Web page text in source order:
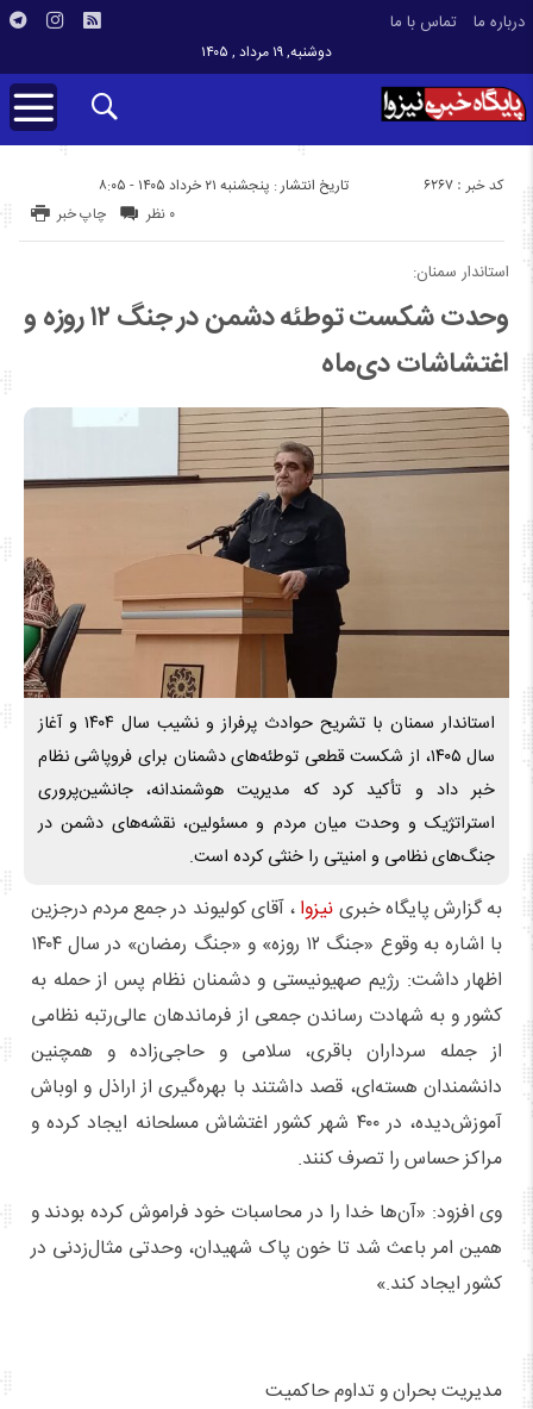
درباره ما تماس با ما
دوشنبه, ۱۹ مرداد , ۱۴۰۵
تاریخ انتشار : پنجشنبه ۲۱ خرداد ۱۴۰۵ - ۸:۰۵ کد خبر : 6267
چاپ خبر ۰ نظر
استاندار سمنان:
وحدت شکست توطئه دشمن در جنگ ۱۲ روزه و
اغتشاشات دی‌ماه
استاندار سمنان با تشریح حوادث پرفراز و نشیب سال ۱۴۰۴ و آغاز
سال ۱۴۰۵، از شکست قطعی توطئه‌های دشمنان برای فروپاشی نظام
خبر داد و تأکید کرد که مدیریت هوشمندانه، جانشین‌پروری
استراتژیک و وحدت میان مردم و مسئولین، نقشه‌های دشمن در
جنگ‌های نظامی و امنیتی را خنثی کرده است.
به گزارش پایگاه خبرینیزوا، آقای کولیوند در جمع مردم درجزین
با اشاره به وقوع «جنگ ۱۲ روزه» و «جنگ رمضان» در سال ۱۴۰۴
اظهار داشت: رژیم صهیونیستی و دشمنان نظام پس از حمله به
کشور و به شهادت رساندن جمعی از فرماندهان عالی‌رتبه نظامی
از جمله سرداران باقری، سلامی و حاجی‌زاده و همچنین
دانشمندان هسته‌ای، قصد داشتند با بهره‌گیری از اراذل و اوباش
آموزش‌دیده، در ۴۰۰ شهر کشور اغتشاش مسلحانه ایجاد کرده و
مراکز حساس را تصرف کنند.
وی افزود: «آن‌ها خدا را در محاسبات خود فراموش کرده بودند و
همین امر باعث شد تا خون پاک شهیدان، وحدتی مثال‌زدنی در
کشور ایجاد کند.»
مدیریت بحران و تداوم حاکمیت